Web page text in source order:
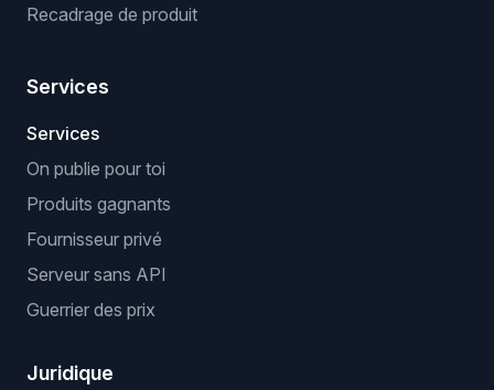
Recadrage de produit
Services
Services
On publie pour toi
Produits gagnants
Fournisseur privé
Serveur sans API
Guerrier des prix
Juridique